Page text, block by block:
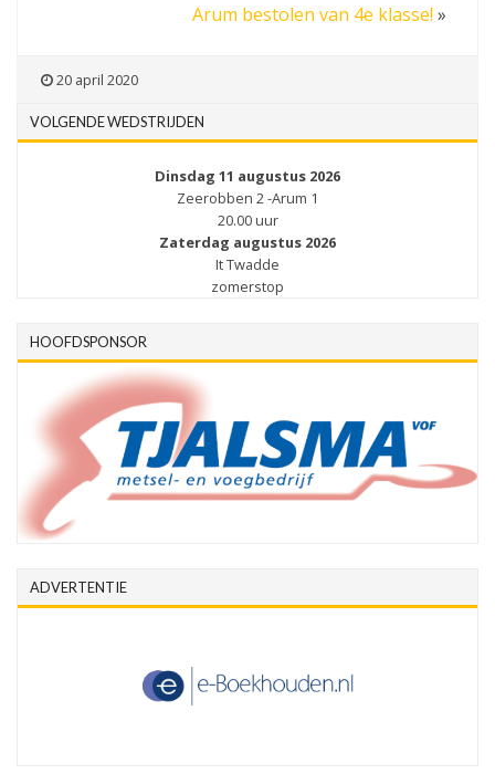
Arum bestolen van 4e klasse! »
20 april 2020
VOLGENDE WEDSTRIJDEN
Dinsdag 11 augustus 2026
Zeerobben 2 -Arum 1
20.00 uur
Zaterdag augustus 2026
It Twadde
zomerstop
HOOFDSPONSOR
ADVERTENTIE